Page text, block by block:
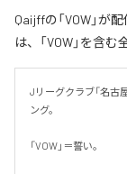
Qaijffの「VOW」が
は、「VOW」を含む
Jリーグクラブ「名古
ング。
「VOW」＝誓い。